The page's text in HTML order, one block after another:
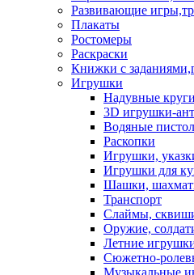
Развивающие
Плакаты
Ростомеры
Раскраски
Книжки с
Игрушки
Надувные круги
3D игрушки-
Водяные
Раскопки
Игрушки,
Игрушки для
Шашки,
Транспорт
Слаймы,
Оружие,
Летние
Сюжетно-
Музыкальные